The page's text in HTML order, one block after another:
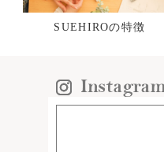
SUEHIROの特徴